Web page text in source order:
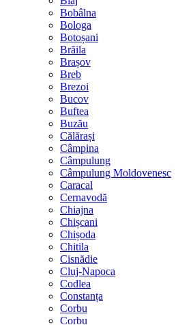
Bobâlna
Bologa
Botoșani
Brăila
Brașov
Breb
Brezoi
Bucov
Buftea
Buzău
Călărași
Câmpina
Câmpulung
Câmpulung Moldovenesc
Caracal
Cernavodă
Chiajna
Chișcani
Chișoda
Chitila
Cisnădie
Cluj-Napoca
Codlea
Constanța
Corbu
Corbu